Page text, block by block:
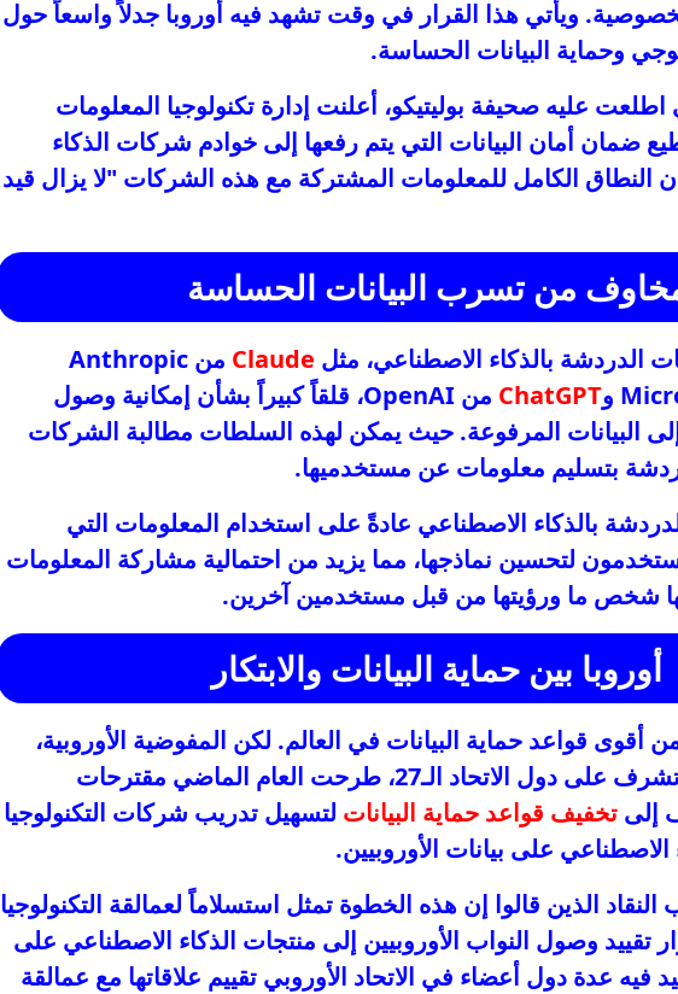
ويأتي هذا القرار في وقت تشهد فيه أوروبا جدلاً واسعاً حول
وحماية البيانات الحساسة.
اطلعت عليه صحيفة بوليتيكو، أعلنت إدارة تكنولوجيا المعلومات
ضمان أمان البيانات التي يتم رفعها إلى خوادم شركات الذكاء
النطاق الكامل للمعلومات المشتركة مع هذه الشركات "لا يزال قيد
من تسرب البيانات الحساسة
الدردشة بالذكاء الاصطناعي، مثل Claude
من Anthropic
ChatGPT
من OpenAI، قلقاً كبيراً بشأن إمكانية وصول
البيانات المرفوعة. حيث يمكن لهذه السلطات مطالبة الشركات
بتسليم معلومات عن مستخدميها.
بالذكاء الاصطناعي عادةً على استخدام المعلومات التي
لتحسين نماذجها، مما يزيد من احتمالية مشاركة المعلومات
شخص ما ورؤيتها من قبل مستخدمين آخرين.
أوروبا بين حماية البيانات والابتكار
أقوى قواعد حماية البيانات في العالم. لكن المفوضية الأوروبية،
الهيئة التنفيذية التي تشرف على دول الاتحاد الـ27، طرحت العام الماضي مقترحات
إلى تخفيف قواعد حماية البيانات لتسهيل تدريب شركات التكنولوجيا
الاصطناعي على بيانات الأوروبيين.
الذين قالوا إن هذه الخطوة تمثل استسلاماً لعمالقة التكنولوجيا
تقييد وصول النواب الأوروبيين إلى منتجات الذكاء الاصطناعي على
عدة دول أعضاء في الاتحاد الأوروبي تقييم علاقاتها مع عمالقة